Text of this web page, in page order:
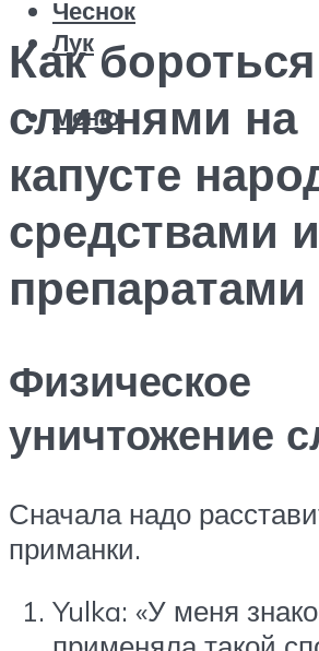
Чеснок
Лук
Меню
Как
слизнями на
капусте
средствами и
препаратами
Физическое
уничтожение
Сначала надо
приманки.
Yulka: «У меня